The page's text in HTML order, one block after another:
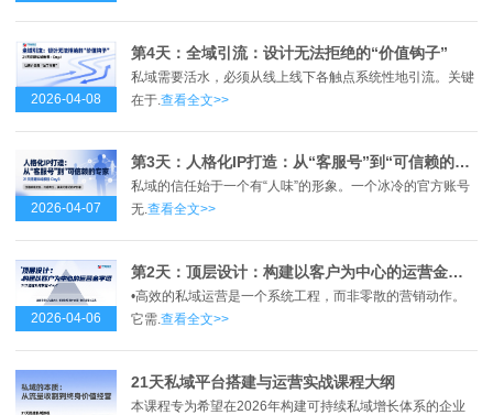
2026-04-08
第4天：全域引流：设计无法拒绝的“价值钩子”
私域需要活水，必须从线上线下各触点系统性地引流。关键
在于. 查看全文>>
2026-04-07
第3天：人格化IP打造：从“客服号”到“可信赖的专家”
私域的信任始于一个有“人味”的形象。一个冰冷的官方账号
无.查看全文>>
2026-04-06
第2天：顶层设计：构建以客户为中心的运营金字塔
•高效的私域运营是一个系统工程，而非零散的营销动作。
它需.查看全文>>
21天私域平台搭建与运营实战课程大纲
本课程专为希望在2026年构建可持续私域增长体系的企业